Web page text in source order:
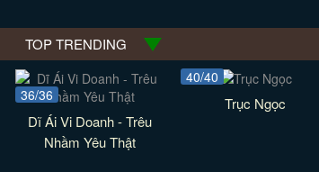
TOP TRENDING
36/36
Dĩ Ái Vi Doanh - Trêu
Nhầm Yêu Thật
40/40
Trục Ngọc